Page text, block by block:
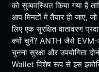
को सुव्यवस्थित किया गया है
आप मिनटों में तैयार हो जाएं,
लिए एक सुरक्षित वातावरण
क्यों चुनें? ANTH जैसे EVM-
चुनना सुरक्षा और उपयोगिता
Wallet विशेष रूप से इस